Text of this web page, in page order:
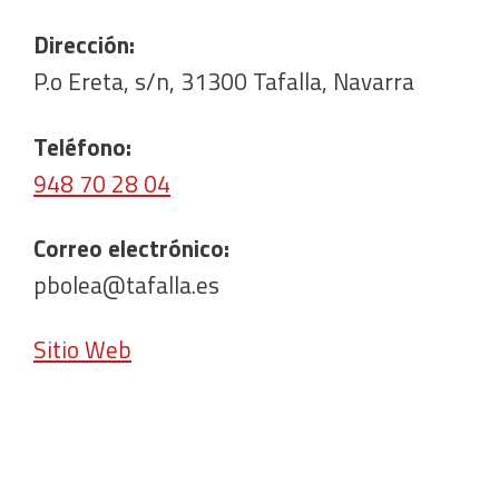
Dirección:
P.o Ereta, s/n, 31300 Tafalla, Navarra
Teléfono:
948 70 28 04
Correo electrónico:
pbolea@tafalla.es
Sitio Web